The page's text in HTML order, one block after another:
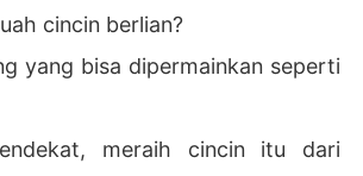
cincin berlian?
yang bisa dipermainkan seperti
meraih cincin itu dari